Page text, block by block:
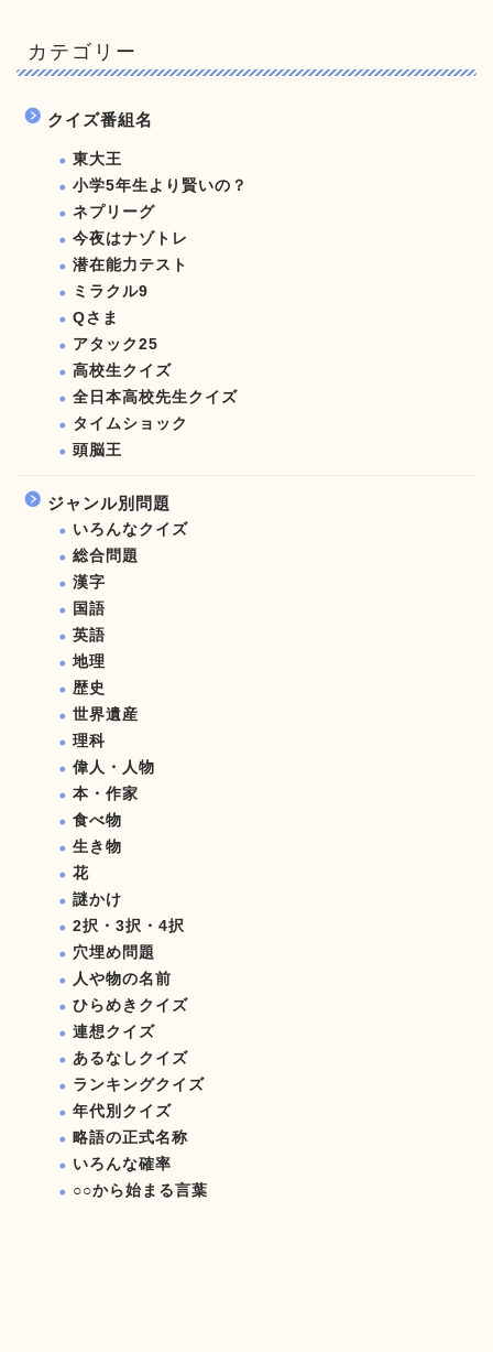
カテゴリー
クイズ番組名
東大王
小学5年生より賢いの？
ネプリーグ
今夜はナゾトレ
潜在能力テスト
ミラクル9
Qさま
アタック25
高校生クイズ
全日本高校先生クイズ
タイムショック
頭脳王
ジャンル別問題
いろんなクイズ
総合問題
漢字
国語
英語
地理
歴史
世界遺産
理科
偉人・人物
本・作家
食べ物
生き物
花
謎かけ
2択・3択・4択
穴埋め問題
人や物の名前
ひらめきクイズ
連想クイズ
あるなしクイズ
ランキングクイズ
年代別クイズ
略語の正式名称
いろんな確率
○○から始まる言葉